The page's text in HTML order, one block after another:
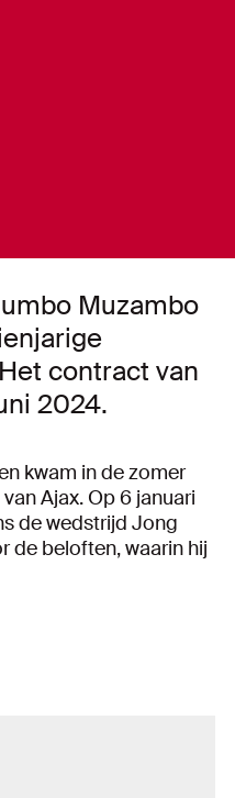
Muzambo
contract van
2024.
kwam in de zomer
Ajax. Op 6 januari
de wedstrijd Jong
de beloften, waarin hij